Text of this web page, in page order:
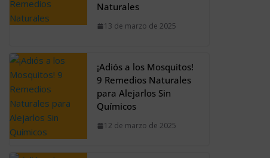
Naturales
13 de marzo de 2025
¡Adiós a los Mosquitos!
9 Remedios Naturales
para Alejarlos Sin
Químicos
12 de marzo de 2025